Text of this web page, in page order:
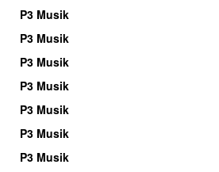
P3 Musik
P3 Musik
P3 Musik
P3 Musik
P3 Musik
P3 Musik
P3 Musik